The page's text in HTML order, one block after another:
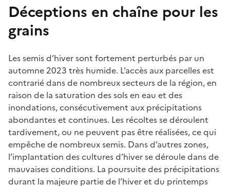
Déceptions en chaîne pour les
grains
Les semis d’hiver sont fortement perturbés par un
automne 2023 très humide. L’accès aux parcelles est
contrarié dans de nombreux secteurs de la région, en
raison de la saturation des sols en eau et des
inondations, consécutivement aux précipitations
abondantes et continues. Les récoltes se déroulent
tardivement, ou ne peuvent pas être réalisées, ce qui
empêche de nombreux semis. Dans d’autres zones,
l’implantation des cultures d’hiver se déroule dans de
mauvaises conditions. La poursuite des précipitations
durant la majeure partie de l’hiver et du printemps